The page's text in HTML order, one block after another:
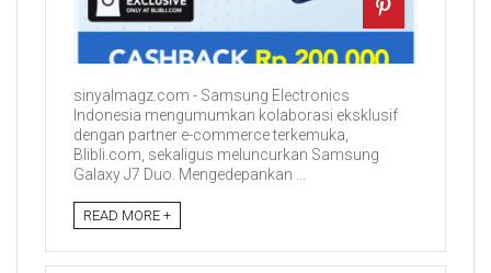
sinyalmagz.com - Samsung Electronics
Indonesia mengumumkan kolaborasi eksklusif
dengan partner e-commerce terkemuka,
Blibli.com, sekaligus meluncurkan Samsung
Galaxy J7 Duo. Mengedepankan ...
READ MORE +